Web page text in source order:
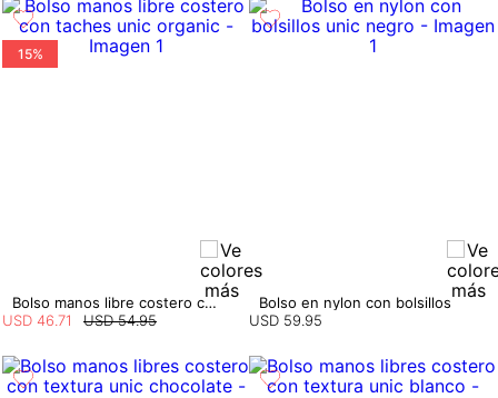
15%
Bolso manos libre costero con taches
USD 54.95
USD 46.71
Bolso en nylon con bolsillos
USD 59.95